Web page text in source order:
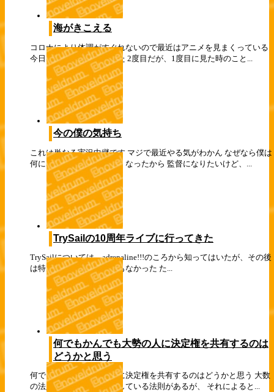
海がきこえる
コロナにより体調がすぐれないので最近はアニメを見まくっている
今日は海がきこえるを見た 2度目だが、1度目に見た時のこと...
今の僕の気持ち
これは単なる実況中継です マジで最近やる気がわかん なぜなら僕は
何になりたのかわからなくなったから 監督になりたいけど、...
TrySailの10周年ライブに行ってきた
TrySailについては、adrenaline!!!のころから知ってはいたが、その後
は特に追っている感じでもなかった た...
何でもかんでも大勢の人に決定権を共有するのは
どうかと思う
何でもかんでも大勢の人に決定権を共有するのはどうかと思う 大数
の法則という、僕が信仰している法則があるが、 それによると...